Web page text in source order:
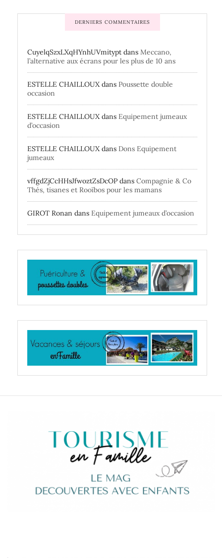
DERNIERS COMMENTAIRES
CuyelqSzxLXqHYnhUVmitypt dans Meccano,
l’alternative aux écrans pour les plus de 10 ans
ESTELLE CHAILLOUXdans Poussette double
occasion
ESTELLE CHAILLOUXdans Equipement jumeaux
d’occasion
ESTELLE CHAILLOUXdans Dons Equipement
jumeaux
vffgdZjCcHHsJfwoztZsDcOP dans Compagnie & Co
Thés, tisanes et Rooïbos pour les mamans
GIROT Ronan dans Equipement jumeaux d’occasion